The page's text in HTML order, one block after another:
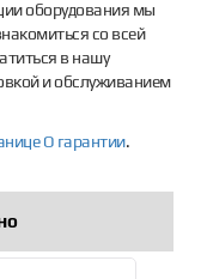
оборудования мы
со всей
в нашу
и обслуживанием
О гарантии.